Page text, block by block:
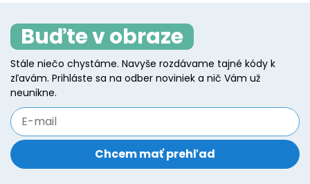
Buďte v obraze
Stále niečo chystáme. Navyše rozdávame tajné kódy k
zľavám. Prihláste sa na odber noviniek a nič Vám už
neunikne.